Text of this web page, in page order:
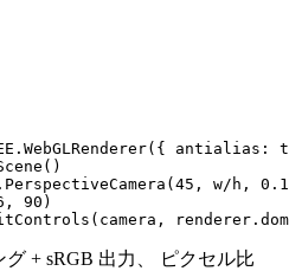
w/h,
90)
+ sRGB 出力、 ピクセル比